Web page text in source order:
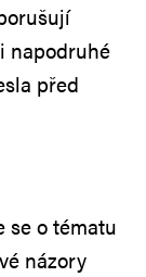
napodruhé
před
se o tématu
názory